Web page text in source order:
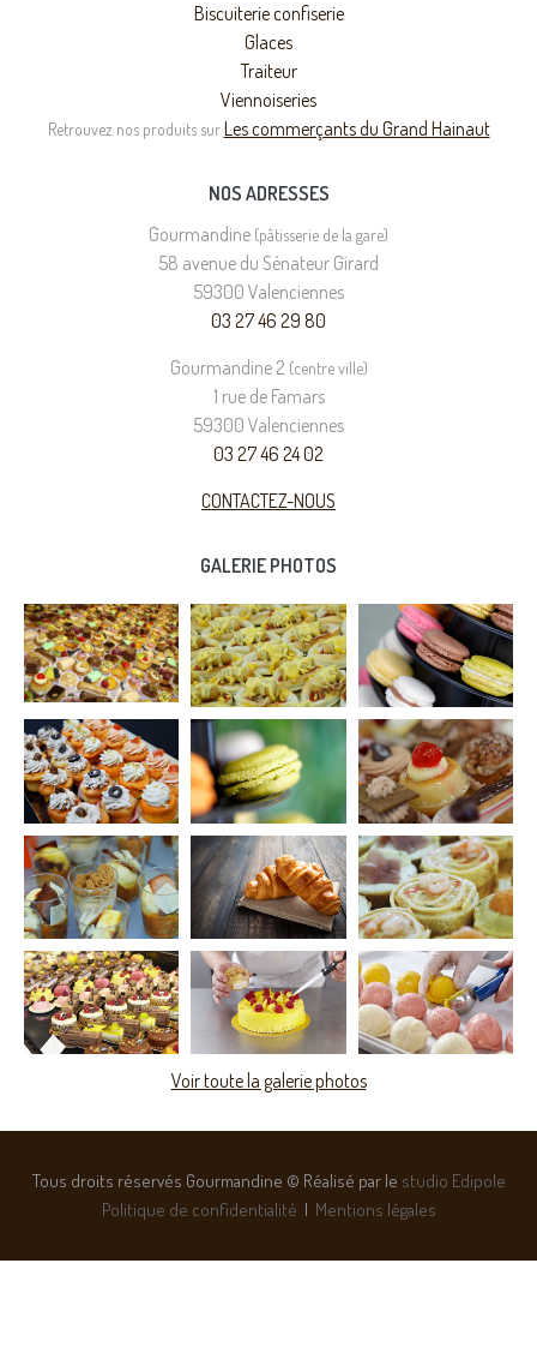
Biscuiterie confiserie
Glaces
Traiteur
Viennoiseries
Retrouvez nos produits surLes commerçants du Grand Hainaut
NOS ADRESSES
Gourmandine (pâtisserie de la gare)
58 avenue du Sénateur Girard
59300 Valenciennes
03 27 46 29 80
Gourmandine 2 (centre ville)
1 rue de Famars
59300 Valenciennes
03 27 46 24 02
CONTACTEZ-NOUS
GALERIE PHOTOS
Voir toute la galerie photos
Tous droits réservés Gourmandine © Réalisé par le studio Edipole
Politique de confidentialité | Mentions légales